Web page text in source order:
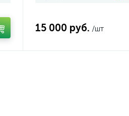
15 000 руб. /шт